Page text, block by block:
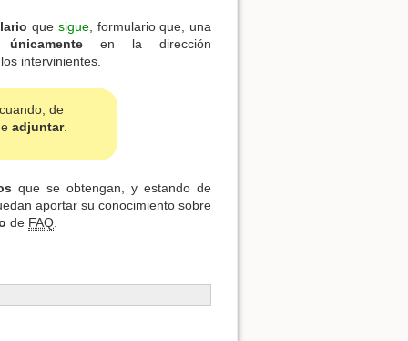
que sigue, formulario que, una
únicamente en la dirección
intervinientes.
cuando, de
adjuntar.
que se obtengan, y estando de
aportar su conocimiento sobre
de FAQ